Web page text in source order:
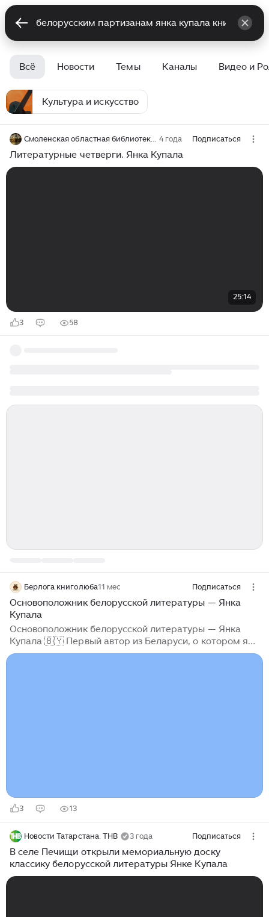
Всё Новости Темы Каналы Видео и
Культура и искусство
Смоленская областная библиотека им. А. Т. Твардовского 4 года Подписаться
Литературные четверги. Янка Купала
25:14
3 58
Берлога книголюба11 мес Подписаться
Основоположник белорусской литературы — Янка
Купала
Основоположник белорусской литературы — Янка
Купала 🇧🇾 Первый автор из Беларуси, о котором я
хотел бы рассказать вам — Янка Купала. Узнал о нем
3 13
Новости Татарстана. ТНВ 3 года Подписаться
В селе Печищи открыли мемориальную доску
классику белорусской литературы Янке Купала